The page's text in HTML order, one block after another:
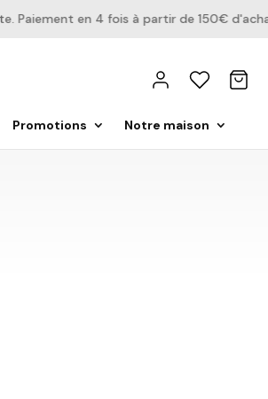
en 4 fois à partir de 150€ d'achats.
Promotions Notre maison